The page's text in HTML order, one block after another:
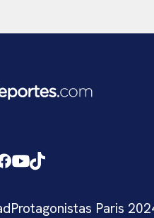
Protagonistas Paris